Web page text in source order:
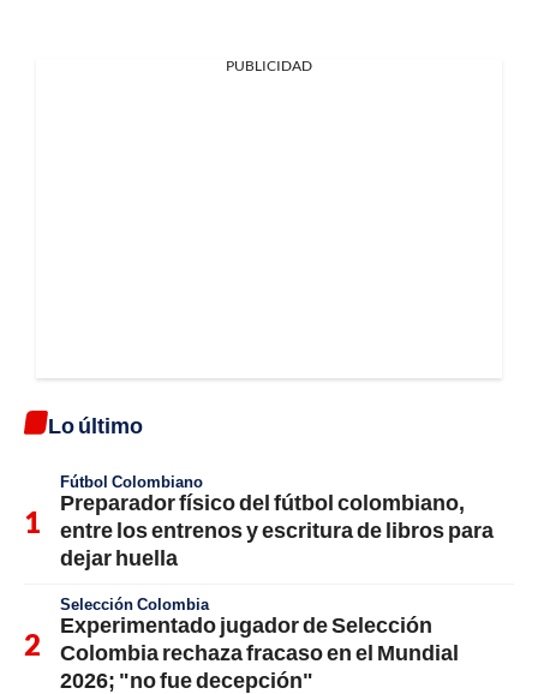
PUBLICIDAD
Lo último
Fútbol Colombiano
Preparador físico del fútbol colombiano,
entre los entrenos y escritura de libros para
dejar huella
Selección Colombia
Experimentado jugador de Selección
Colombia rechaza fracaso en el Mundial
2026; "no fue decepción"